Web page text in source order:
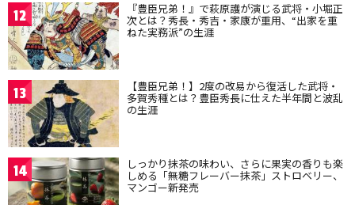
12 『豊臣兄弟！』で萩原護が演じる武将・小堀正
次とは？秀長・秀吉・家康が重用、“出家を重
ねた実務派”の生涯
13 【豊臣兄弟！】2度の改易から復活した武将・
多賀秀種とは？豊臣秀長に仕えた半年間と波乱
の生涯
14 しっかり抹茶の味わい、さらに果実の香りも楽
しめる「無糖フレーバー抹茶」ストロベリー、
マンゴー新発売